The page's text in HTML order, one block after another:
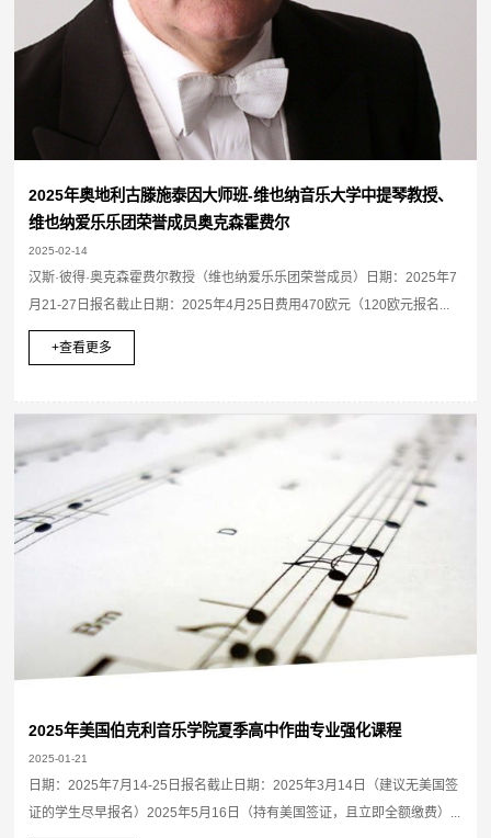
2025年奥地利古滕施泰因大师班-维也纳音乐大学中提琴教授、
维也纳爱乐乐团荣誉成员奥克森霍费尔
2025-02-14
汉斯·彼得·奥克森霍费尔教授（维也纳爱乐乐团荣誉成员）日期：2025年7
月21-27日报名截止日期：2025年4月25日费用470欧元（120欧元报名...
+查看更多
2025年美国伯克利音乐学院夏季高中作曲专业强化课程
2025-01-21
日期：2025年7月14-25日报名截止日期：2025年3月14日（建议无美国签
证的学生尽早报名）2025年5月16日（持有美国签证，且立即全额缴费）...